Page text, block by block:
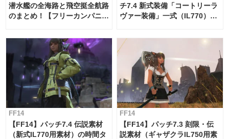
潜水艦の全海路と飛空挺全航路
のまとめ！【フリーカンパニ
チ7.4 新式装備「コートリーラ
ヴァー装備」一式（IL770）の
FF14
【FF14】パッチ7.4 伝説素材
（新式IL770用素材）の時間タ
FF14
【FF14】パッチ7.3 刻限・伝
説素材（ギャザクラIL750用素